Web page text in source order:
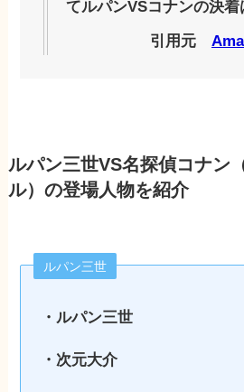
てルパンVSコナンの決
引用元
ルパン三世VS名探偵コナン
ル）の登場人物を紹介
ルパン三世
・ルパン三世
・次元大介